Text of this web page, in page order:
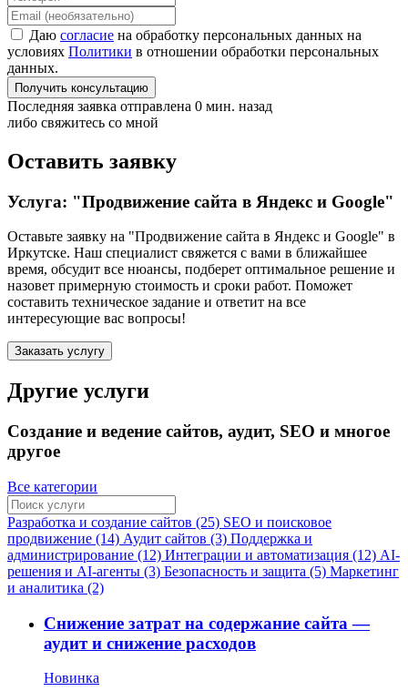
Даю согласие на обработку персональных данных на
условиях Политики в отношении обработки персональных
данных.
Получить консультацию
Последняя заявка отправлена 0 мин. назад
либо свяжитесь со мной
Оставить заявку
Услуга: "Продвижение сайта в Яндекс и Google"
Оставьте заявку на "Продвижение сайта в Яндекс и Google" в
Иркутске. Наш специалист свяжется с вами в ближайшее
время, обсудит все нюансы, подберет оптимальное решение и
назовет примерную стоимость и сроки работ. Поможет
составить техническое задание и ответит на все
интересующие вас вопросы!
Заказать услугу
Другие услуги
Создание и ведение сайтов, аудит, SEO и многое
другое
Все категории
Разработка и создание сайтов (25) SEO и поисковое
продвижение (14) Аудит сайтов (3) Поддержка и
администрирование (12) Интеграции и автоматизация (12) AI-
решения и AI-агенты (3) Безопасность и защита (5) Маркетинг
и аналитика (2)
Снижение затрат на содержание сайта —
аудит и снижение расходов
Новинка